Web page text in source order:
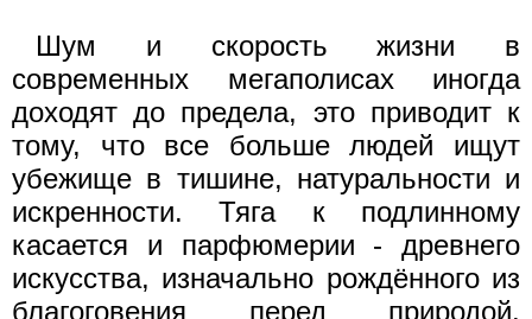
Шум и скорость жизни в
современных мегаполисах иногда
доходят до предела, это приводит к
тому, что все больше людей ищут
убежище в тишине, натуральности и
искренности. Тяга к подлинному
касается и парфюмерии - древнего
искусства, изначально рождённого из
благоговения перед природой.